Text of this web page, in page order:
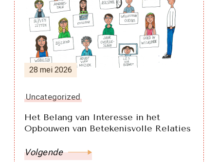
28 mei 2026
Uncategorized
Het Belang van Interesse in het
Opbouwen van Betekenisvolle Relaties
Volgende